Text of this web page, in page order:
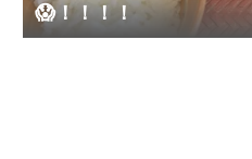
😱！！！！